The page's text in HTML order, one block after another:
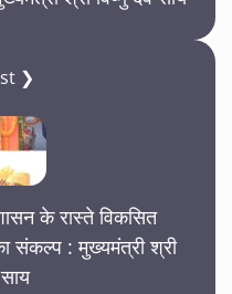
❯
के रास्ते विकसित
संकल्प : मुख्यमंत्री श्री